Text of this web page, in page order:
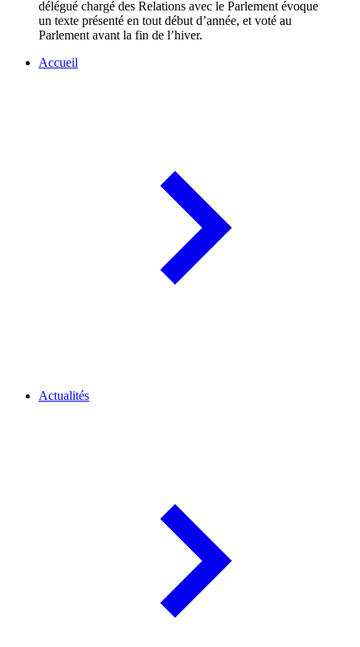
délégué chargé des Relations avec le Parlement évoque
un texte présenté en tout début d’année, et voté au
Parlement avant la fin de l’hiver.
Accueil
Actualités